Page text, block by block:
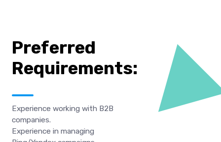
Preferred
Requirements:
Experience working with B2B
companies.
Experience in managing